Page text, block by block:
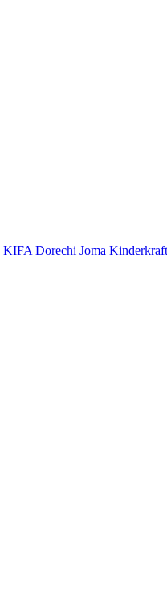
KIFA Dorechi Joma Kinderkraft